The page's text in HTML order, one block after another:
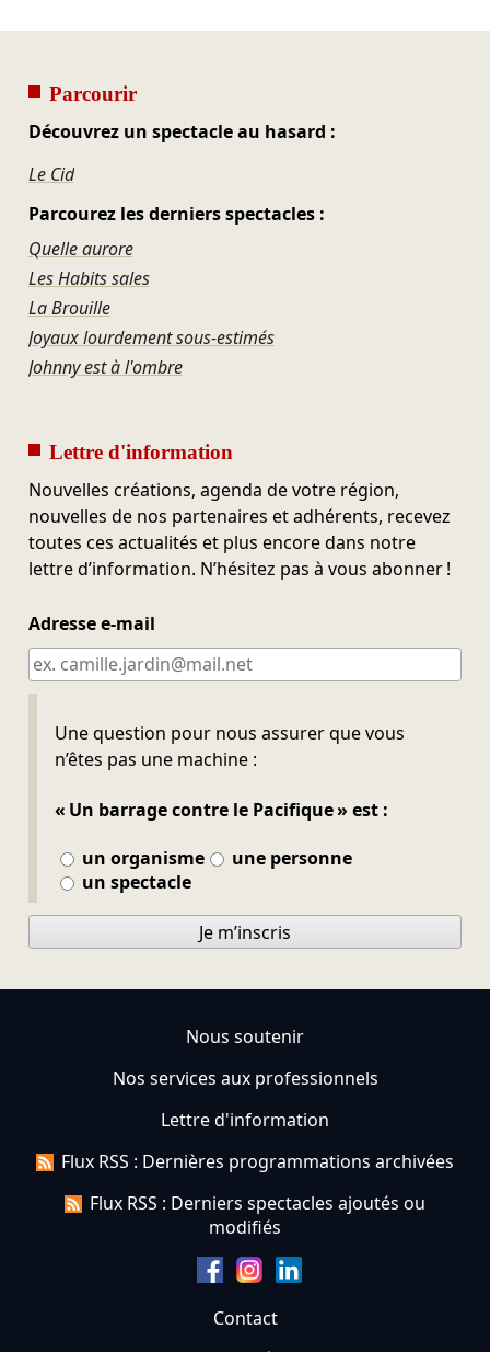
Parcourir
Découvrez un spectacle au hasard :
Le Cid
Parcourez les derniers spectacles :
Quelle aurore
Les Habits sales
La Brouille
Joyaux lourdement sous-estimés
Johnny est à l'ombre
Lettre d'information
Nouvelles créations, agenda de votre région,
nouvelles de nos partenaires et adhérents, recevez
toutes ces actualités et plus encore dans notre
lettre d’information. N’hésitez pas à vous abonner !
Adresse e-mail
Une question pour nous assurer que vous
n’êtes pas une machine :
« Un barrage contre le Pacifique » est :
un organisme
une personne
un spectacle
Ne pas remplir
Je m’inscris
Nous soutenir
Nos services aux professionnels
Lettre d'information
Flux RSS : Dernières programmations archivées
Flux RSS : Derniers spectacles ajoutés ou
modifiés
Contact